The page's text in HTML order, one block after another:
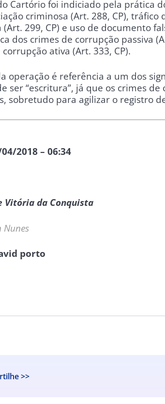
Cartório foi indiciado pela prática
criminosa (Art. 288, CP),
(Art. 299, CP) e uso de documento
dos crimes de corrupção passiva
corrupção ativa (Art. 333, CP).
operação é referência a um dos
ser “escritura”, já que os crimes
sobretudo para agilizar o registro
2018 – 06:34
Vitória da Conquista
Nunes
porto
>>